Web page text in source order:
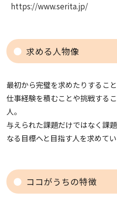
https://www.serita.jp/
求める人物像
最初から完璧を求めたりすること
仕事経験を積むことや挑戦する
人。
与えられた課題だけではなく課
なる目標へと目指す人を求めてい
ココがうちの特徴